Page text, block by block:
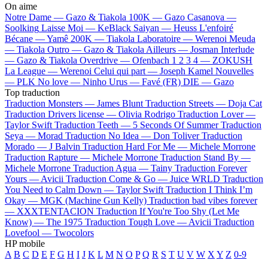
On aime
Notre Dame — Gazo & Tiakola 100K — Gazo Casanova —
Soolking Laisse Moi — KeBlack Saiyan — Heuss L'enfoiré
Bécane —Yamê 200K — Tiakola Laboratoire — Werenoi Meuda
— Tiakola Outro — Gazo & Tiakola Ailleurs — Josman Interlude
— Gazo & Tiakola Overdrive — Ofenbach 1 2 3 4 — ZOKUSH
La League — Werenoi Celui qui part — Joseph Kamel Nouvelles
— PLK No love — Ninho Urus — Favé (FR) DIE — Gazo
Top traduction
Traduction Monsters — James Blunt Traduction Streets — Doja Cat
Traduction Drivers license — Olivia Rodrigo Traduction Lover —
Taylor Swift Traduction Teeth — 5 Seconds Of Summer Traduction
Seya — Morad Traduction No Idea — Don Toliver Traduction
Morado — J Balvin Traduction Hard For Me — Michele Morrone
Traduction Rapture — Michele Morrone Traduction Stand By —
Michele Morrone Traduction Agua — Tainy Traduction Forever
Yours — Avicii Traduction Come & Go — Juice WRLD Traduction
You Need to Calm Down — Taylor Swift Traduction I Think I’m
Okay — MGK (Machine Gun Kelly) Traduction bad vibes forever
— XXXTENTACION Traduction If You're Too Shy (Let Me
Know) — The 1975 Traduction Tough Love — Avicii Traduction
Lovefool — Twocolors
HP mobile
A B C D E F G H I J K L M N O P Q R S T U V W X Y Z 0-9